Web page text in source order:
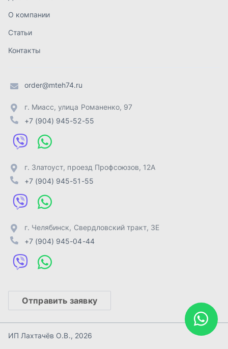
г. Златоуст
г. Челябинск
+7 (904) 945-04-44
Отправить заявку
ИП Лахтачёв О.В.
Разработка -